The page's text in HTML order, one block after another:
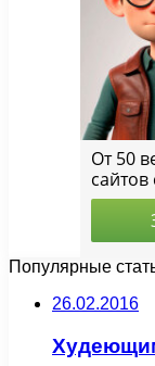
Популярные
26.02.2016